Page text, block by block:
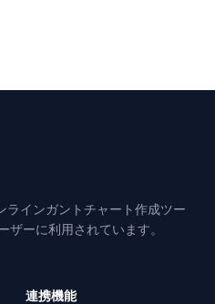
ラインガントチャート作成ツー
ザーに利用されています。
連携機能